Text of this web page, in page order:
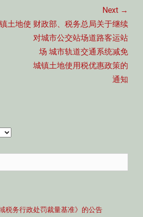
土地使
Next →
Next
post:
财政部、税务总局关于继续
对城市公交站场道路客运站
场 城市轨道交通系统减免
城镇土地使用税优惠政策的
通知
税务行政处罚裁量基准》的公告